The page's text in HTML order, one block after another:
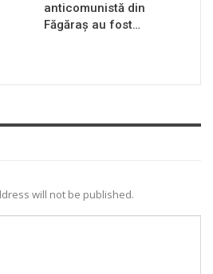
anticomunistă din
Făgăraș au fost…
will not be published.